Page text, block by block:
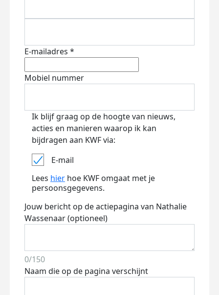
E-mailadres *
Mobiel nummer
Ik blijf graag op de hoogte van nieuws,
acties en manieren waarop ik kan
bijdragen aan KWF via:
E-mail
Lees hier hoe KWF omgaat met je
persoonsgegevens.
Jouw bericht op de actiepagina van Nathalie
Wassenaar (optioneel)
0/150
Naam die op de pagina verschijnt